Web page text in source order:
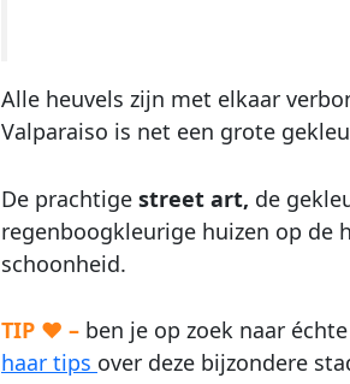
Alle heuvels zijn met elkaar
Valparaiso is net een grote
De prachtige street art, de
regenboogkleurige huizen op de
schoonheid.
TIP ♥ – ben je op zoek naar
haar tips over deze bijzondere